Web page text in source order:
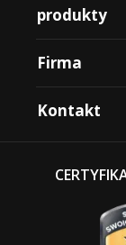
produkty
Firma
Kontakt